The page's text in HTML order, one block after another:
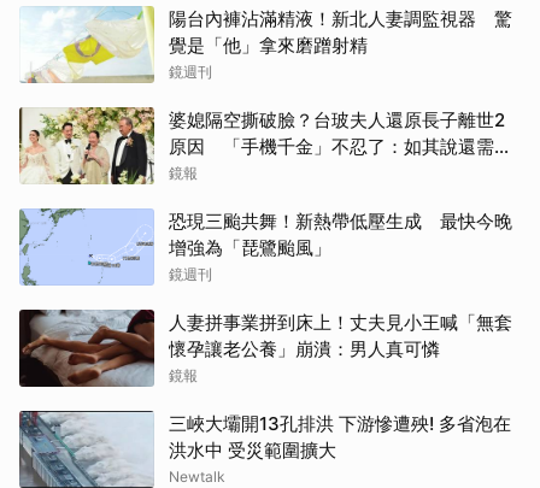
陽台內褲沾滿精液！新北人妻調監視器 驚
覺是「他」拿來磨蹭射精
鏡週刊
婆媳隔空撕破臉？台玻夫人還原長子離世2
原因 「手機千金」不忍了：如其說還需要
離開嗎？
鏡報
恐現三颱共舞！新熱帶低壓生成 最快今晚
增強為「琵鷺颱風」
鏡週刊
人妻拼事業拼到床上！丈夫見小王喊「無套
懷孕讓老公養」崩潰：男人真可憐
鏡報
三峽大壩開13孔排洪 下游慘遭殃! 多省泡在
洪水中 受災範圍擴大
Newtalk